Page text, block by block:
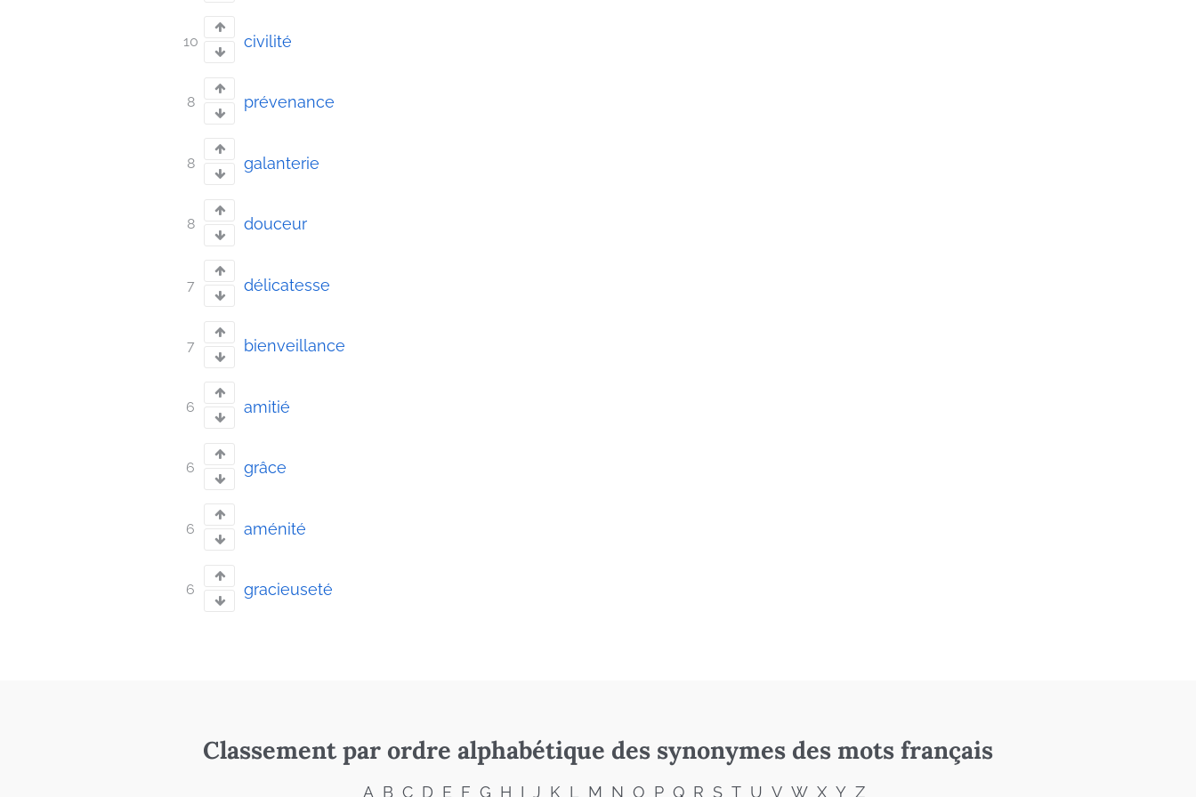
10 civilité
8 prévenance
8 galanterie
8 douceur
7 délicatesse
7 bienveillance
6 amitié
6 grâce
6 aménité
6 gracieuseté
Classement par ordre alphabétique des synonymes des mots français
A B C D E F G H I J K L M N O P Q R S T U V W X Y Z